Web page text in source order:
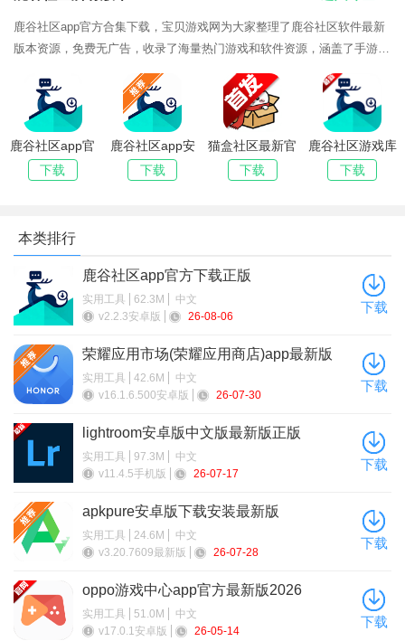
5、或者点击搜索框，输入关键词，精准检索资源应用
鹿谷社区app官方合集下载，宝贝游戏网为大家整理了鹿谷社区软件最新
版本资源，免费无广告，收录了海量热门游戏和软件资源，涵盖了手游、
PC、主机、Galgame、ACG移植等不同类型游戏，无需会员和付费，可
以直接免费下载
鹿谷社区app官
方下载正版
下载
鹿谷社区app安
装2026最新版
下载
猫盒社区最新官
方版(喵盒社区)
下载
鹿谷社区游戏库
最新版下载
下载
本类排行
鹿谷社区app官方下载正版
实用工具 62.3M
中文
v2.2.3安卓版
26-08-06
下载
荣耀应用市场(荣耀应用商店)app最新版
2026
实用工具 42.6M
中文
v16.1.6.500安卓版
26-07-30
下载
lightroom安卓版中文版最新版正版
实用工具 97.3M
中文
v11.4.5手机版
26-07-17
下载
apkpure安卓版下载安装最新版
实用工具 24.6M
中文
v3.20.7609最新版
26-07-28
下载
oppo游戏中心app官方最新版2026
实用工具 51.0M
中文
v17.0.1安卓版
26-05-14
下载